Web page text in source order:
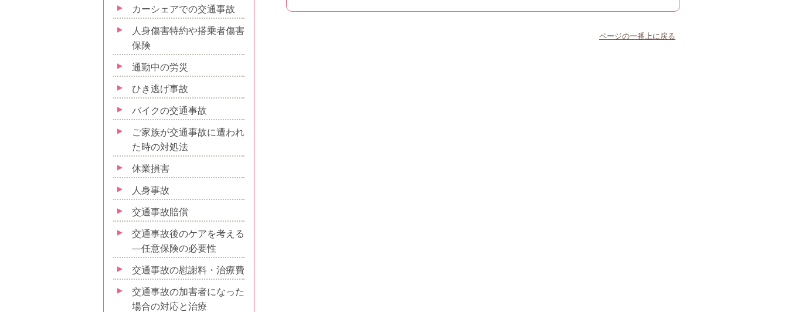
ページの一番上に戻る
カーシェアでの交通事故
人身傷害特約や搭乗者傷害
保険
通勤中の労災
ひき逃げ事故
バイクの交通事故
ご家族が交通事故に遭われ
た時の対処法
休業損害
人身事故
交通事故賠償
交通事故後のケアを考える
—任意保険の必要性
交通事故の慰謝料・治療費
交通事故の加害者になった
場合の対応と治療